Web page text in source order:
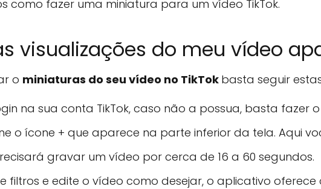
como fazer uma miniatura para um vídeo TikTok.
visualizações do meu vídeo
o miniaturas do seu vídeo no TikTok basta seguir
na sua conta TikTok, caso não a possua, basta fazer
o ícone + que aparece na parte inferior da tela. Aqui
gravar um vídeo por cerca de 16 a 60 segundos.
filtros e edite o vídeo como desejar, o aplicativo